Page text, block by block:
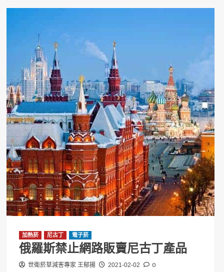
加熱菸 尼古丁 電子菸
俄羅斯禁止網路販賣尼古丁產品
世衛菸草減害專家 王郁揚 2021-02-02 0